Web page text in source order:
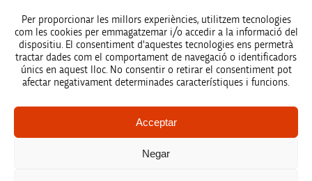
Per proporcionar les millors experiències, utilitzem tecnologies
com les cookies per emmagatzemar i/o accedir a la informació del
dispositiu. El consentiment d'aquestes tecnologies ens permetrà
tractar dades com el comportament de navegació o identificadors
únics en aquest lloc. No consentir o retirar el consentiment pot
afectar negativament determinades característiques i funcions.
Acceptar
Negar
Legal notice